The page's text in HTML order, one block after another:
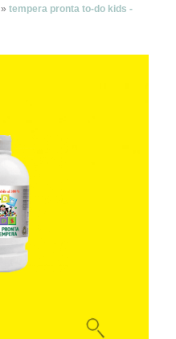
»tempera pronta to-do kids -